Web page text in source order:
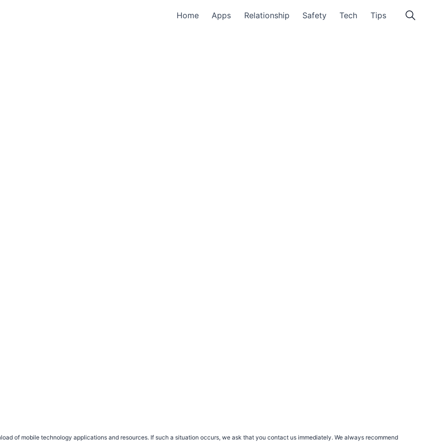
Home Apps Relationship Safety Tech Tips
of mobile technology applications and resources. If such a situation occurs, we ask that you contact us immediately. We always recommend